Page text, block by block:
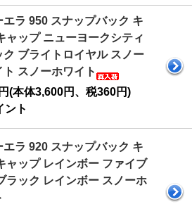
エラ 950 スナップバック キ
ャップ ニューヨークシティ
ク ブライトロイヤル スノー
ト スノーホワイト
(本体3,600円、税360円)
ント
エラ 920 スナップバック キ
ャップ レインボー ファイブ
ラック レインボー スノーホ